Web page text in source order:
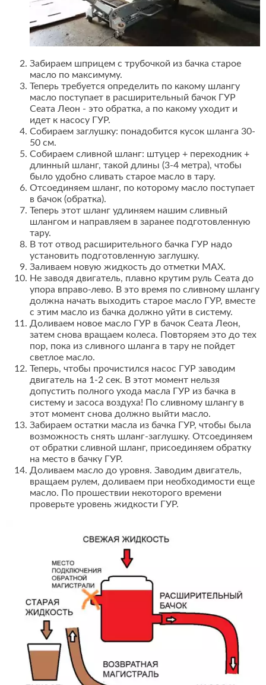
Забираем шприцем с трубочкой из бачка старое
масло по максимуму.
Теперь требуется определить по какому шлангу
масло поступает в расширительный бачок ГУР
Сеата Леон - это обратка, а по какому уходит и
идет к насосу ГУР.
Собираем заглушку: понадобится кусок шланга 30-
50 см.
Собираем сливной шланг: штуцер + переходник +
длинный шланг, такой длины (3-4 метра), чтобы
было удобно сливать старое масло в тару.
Отсоединяем шланг, по которому масло поступает
в бачок (обратка).
Теперь этот шланг удлиняем нашим сливный
шлангом и направляем в заранее подготовленную
тару.
В тот отвод расширительного бачка ГУР надо
установить подготовленную заглушку.
Заливаем новую жидкость до отметки MAX.
Не заводя двигатель, плавно крутим руль Сеата до
упора вправо-лево. В это время по сливному шлангу
должна начать выходить старое масло ГУР, вместе
с этим масло из бачка должно уйти в систему.
Доливаем новое масло ГУР в бачок Сеата Леон,
затем снова вращаем колеса. Повторяем это до тех
пор, пока из сливного шланга в тару не пойдет
светлое масло.
Теперь, чтобы прочистился насос ГУР заводим
двигатель на 1-2 сек. В этот момент нельзя
допустить полного ухода масла ГУР из бачка в
систему и засоса воздуха! По сливному шлангу в
этот момент снова должно выйти масло.
Забираем остатки масла из бачка ГУР, чтобы была
возможность снять шланг-заглушку. Отсоединяем
от обратки сливной шланг, присоединяем обратку
на место в бачку ГУР.
Доливаем масло до уровня. Заводим двигатель,
вращаем рулем, доливаем при необходимости еще
масло. По прошествии некоторого времени
проверьте уровень жидкости ГУР.